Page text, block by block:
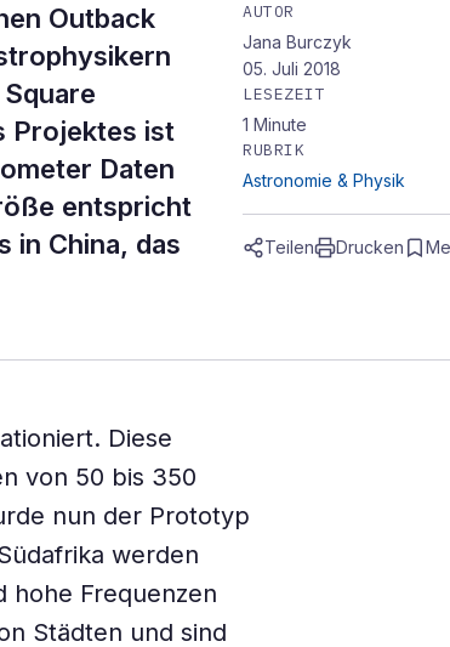
Outback
Projektes ist
Daten
entspricht
in China, das
AUTOR
Jana Burczyk
05. Juli 2018
LESEZEIT
1 Minute
RUBRIK
Astronomie & Physik
Teilen Drucken
Diese
von 50 bis 350
nun der Prototyp
werden
hohe Frequenzen
Städten und sind